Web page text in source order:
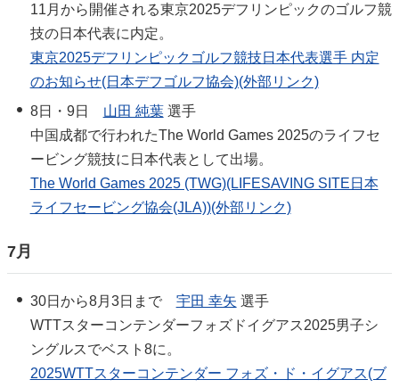
11月から開催される東京2025デフリンピックのゴルフ競
技の日本代表に内定。
東京2025デフリンピックゴルフ競技日本代表選手 内定
のお知らせ(日本デフゴルフ協会)(外部リンク)
8日・9日 山田 純葉選手
中国成都で行われたThe World Games 2025のライフセ
ービング競技に日本代表として出場。
The World Games 2025 (TWG)(LIFESAVING SITE日本
ライフセービング協会(JLA))(外部リンク)
7月
30日から8月3日まで 宇田 幸矢 選手
WTTスターコンテンダーフォズドイグアス2025男子シ
ングルスでベスト8に。
2025WTTスターコンテンダー フォズ・ド・イグアス(ブ